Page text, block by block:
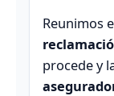
Reunimos
procede y